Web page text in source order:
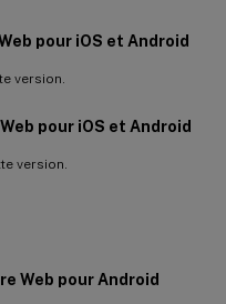
pour iOS et Android
version.
pour iOS et Android
version.
Web pour Android